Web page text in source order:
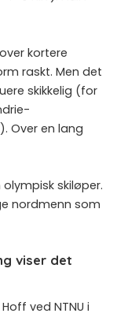
kortere
raskt. Men det
skikkelig (for
Over en lang
skiløper.
nordmenn som
viser det
ved NTNU i